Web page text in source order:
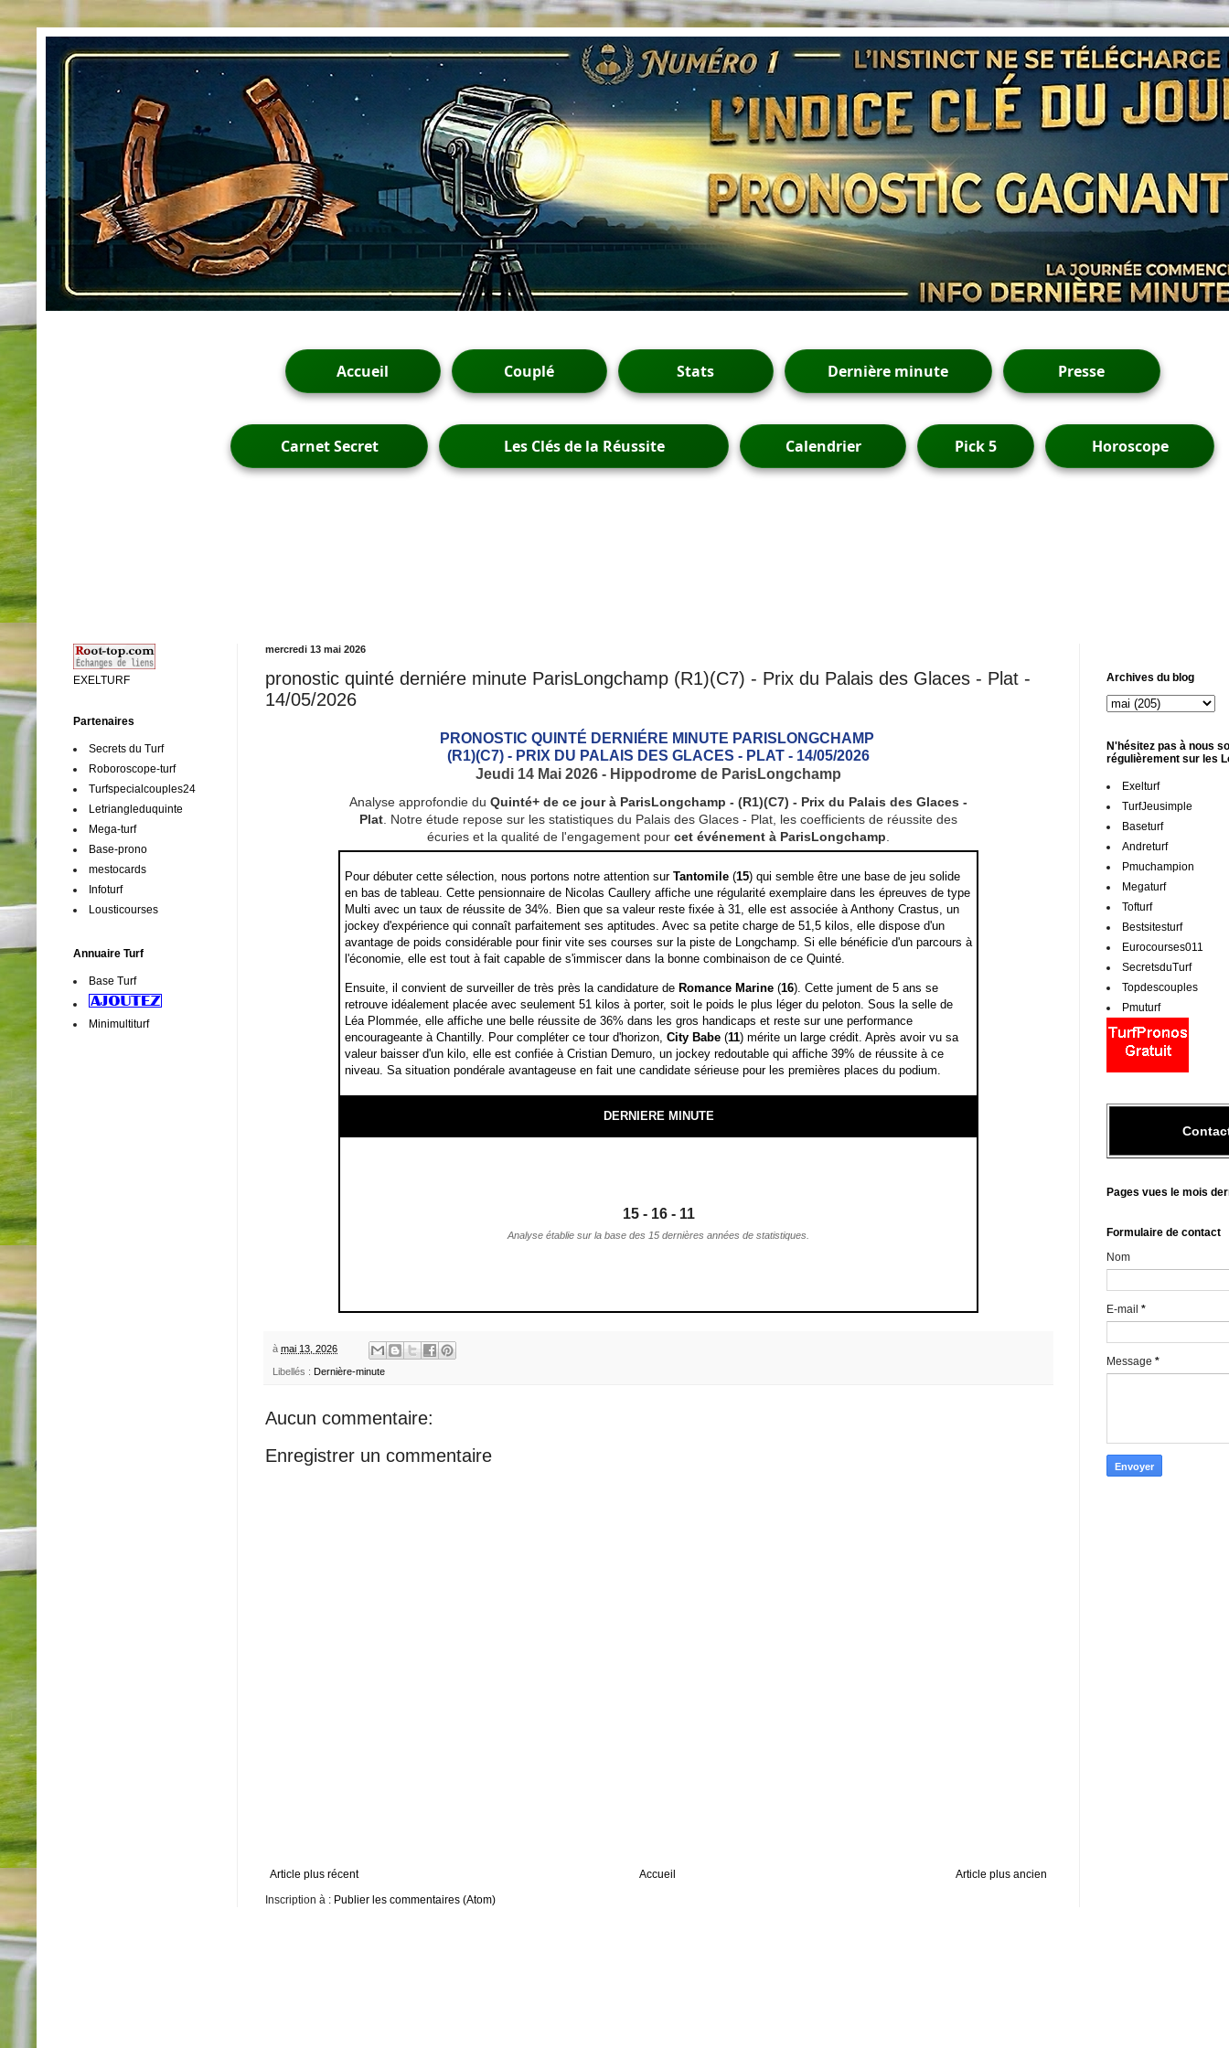
Accueil Couplé Stats Dernière minute Presse
Carnet Secret Les Clés de la Réussite Calendrier Pick 5 Horoscope
mercredi 13 mai 2026
pronostic quinté derniére minute ParisLongchamp (R1)(C7) - Prix du Palais des Glaces - Plat -
14/05/2026
PRONOSTIC QUINTÉ DERNIÉRE MINUTE PARISLONGCHAMP
(R1)(C7) - PRIX DU PALAIS DES GLACES - PLAT - 14/05/2026
Jeudi 14 Mai 2026 - Hippodrome de ParisLongchamp
Analyse approfondie du Quinté+ de ce jour à ParisLongchamp - (R1)(C7) - Prix du Palais des Glaces -
Plat . Notre étude repose sur les statistiques du Palais des Glaces - Plat, les coefficients de réussite des
écuries et la qualité de l'engagement pour cet événement à ParisLongchamp
Pour débuter cette sélection, nous portons notre attention sur Tantomile (15) qui semble être une base de jeu solide
en bas de tableau. Cette pensionnaire de Nicolas Caullery affiche une régularité exemplaire dans les épreuves de type
Multi avec un taux de réussite de 34%. Bien que sa valeur reste fixée à 31, elle est associée à Anthony Crastus, un
jockey d'expérience qui connaît parfaitement ses aptitudes. Avec sa petite charge de 51,5 kilos, elle dispose d'un
avantage de poids considérable pour finir vite ses courses sur la piste de Longchamp. Si elle bénéficie d'un parcours à
l'économie, elle est tout à fait capable de s'immiscer dans la bonne combinaison de ce Quinté.
Ensuite, il convient de surveiller de très près la candidature de Romance Marine (16). Cette jument de 5 ans se
retrouve idéalement placée avec seulement 51 kilos à porter, soit le poids le plus léger du peloton. Sous la selle de
Léa Plommée, elle affiche une belle réussite de 36% dans les gros handicaps et reste sur une performance
encourageante à Chantilly. Pour compléter ce tour d'horizon, City Babe (11) mérite un large crédit. Après avoir vu sa
valeur baisser d'un kilo, elle est confiée à Cristian Demuro, un jockey redoutable qui affiche 39% de réussite à ce
niveau. Sa situation pondérale avantageuse en fait une candidate sérieuse pour les premières places du podium.
DERNIERE MINUTE
15 - 16 - 11
Analyse établie sur la base des 15 dernières années de statistiques.
à mai 13, 2026
Libellés : Dernière-minute
Aucun commentaire:
Enregistrer un commentaire
Article plus récent Article plus ancien
Accueil
Inscription à : Publier les commentaires (Atom)
EXELTURF
Partenaires
Secrets du Turf
Roboroscope-turf
Turfspecialcouples24
Letriangleduquinte
Mega-turf
Base-prono
mestocards
Infoturf
Lousticourses
Annuaire Turf
Base Turf
Minimultiturf
Archives du blog
N'hésitez pas à nous
régulièrement sur les
Exelturf
TurfJeusimple
Baseturf
Andreturf
Pmuchampion
Megaturf
Tofturf
Bestsitesturf
Eurocourses011
SecretsduTurf
Topdescouples
Pmuturf
Pages vues le mois
Formulaire de contact
Nom
E-mail *
Message *